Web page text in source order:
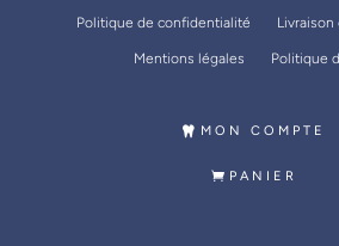
Politique de confidentialité Livraison
Mentions légales Politique
MON COMPTE
PANIER